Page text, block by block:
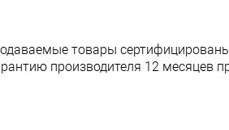
товары
производителя 12 месяцев